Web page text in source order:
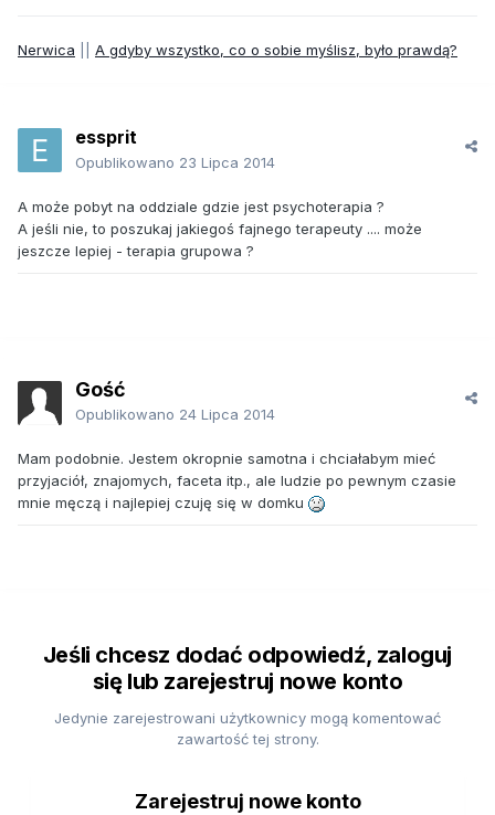
Nerwica A gdyby wszystko, co o sobie myślisz, było prawdą?
essprit
Opublikowano 23 Lipca 2014
A może pobyt na oddziale gdzie jest psychoterapia ?
A jeśli nie, to poszukaj jakiegoś fajnego terapeuty .... może
jeszcze lepiej - terapia grupowa ?
Gość
Opublikowano 24 Lipca 2014
Mam podobnie. Jestem okropnie samotna i chciałabym mieć
przyjaciół, znajomych, faceta itp., ale ludzie po pewnym czasie
mnie męczą i najlepiej czuję się w domku
Jeśli chcesz dodać odpowiedź, zaloguj
się lub zarejestruj nowe konto
Jedynie zarejestrowani użytkownicy mogą komentować
zawartość tej strony.
Zarejestruj nowe konto